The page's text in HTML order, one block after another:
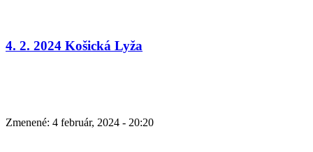
4. 2. 2024 Košická Lyža
Zmenené: 4 február, 2024 - 20:20